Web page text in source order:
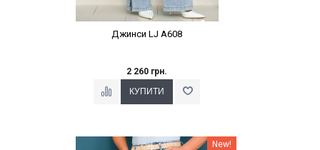
Джинси LJ A608
2 260 грн.
Наклейки Варіант з % New!